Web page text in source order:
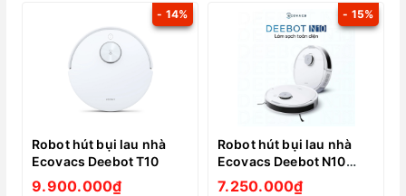
- 14%
Robot hút bụi lau nhà
Ecovacs Deebot T10
9.900.000₫
- 15%
Robot hút bụi lau nhà
Ecovacs Deebot N10
(Mới nhất 2023)
7.250.000₫